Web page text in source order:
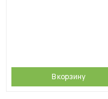
В корзину